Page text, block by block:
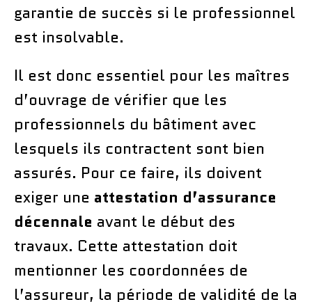
garantie de succès si le professionnel
est insolvable.
Il est donc essentiel pour les maîtres
d’ouvrage de vérifier que les
professionnels du bâtiment avec
lesquels ils contractent sont bien
assurés. Pour ce faire, ils doivent
exiger une attestation d’assurance
décennale avant le début des
travaux. Cette attestation doit
mentionner les coordonnées de
l’assureur, la période de validité de la